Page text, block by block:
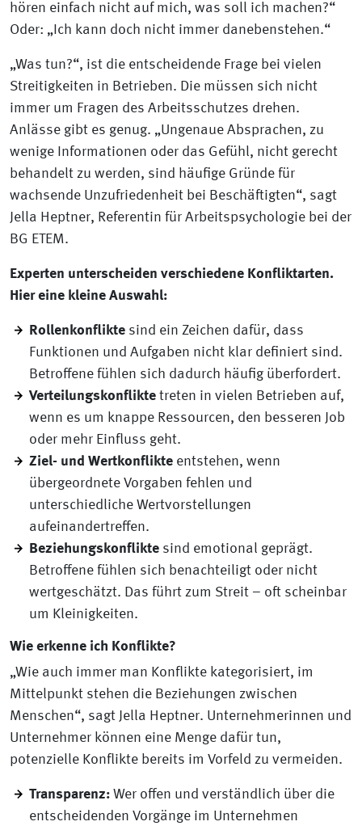
hören einfach nicht auf mich, was soll ich machen?“
Oder: „Ich kann doch nicht immer danebenstehen.“
„Was tun?“, ist die entscheidende Frage bei vielen
Streitigkeiten in Betrieben. Die müssen sich nicht
immer um Fragen des Arbeitsschutzes drehen.
Anlässe gibt es genug. „Ungenaue Absprachen, zu
wenige Informationen oder das Gefühl, nicht gerecht
behandelt zu werden, sind häufige Gründe für
wachsende Unzufriedenheit bei Beschäftigten“, sagt
Jella Heptner, Referentin für Arbeitspsychologie bei der
BG ETEM.
Experten unterscheiden verschiedene Konfliktarten.
Hier eine kleine Auswahl:
Rollenkonfliktesind ein Zeichen dafür, dass
Funktionen und Aufgaben nicht klar definiert sind.
Betroffene fühlen sich dadurch häufig überfordert.
Verteilungskonfliktetreten in vielen Betrieben auf,
wenn es um knappe Ressourcen, den besseren Job
oder mehr Einfluss geht.
Ziel- und Wertkonflikteentstehen, wenn
übergeordnete Vorgaben fehlen und
unterschiedliche Wertvorstellungen
aufeinandertreffen.
Beziehungskonfliktesind emotional geprägt.
Betroffene fühlen sich benachteiligt oder nicht
wertgeschätzt. Das führt zum Streit – oft scheinbar
um Kleinigkeiten.
Wie erkenne ich Konflikte?
„Wie auch immer man Konflikte kategorisiert, im
Mittelpunkt stehen die Beziehungen zwischen
Menschen“, sagt Jella Heptner. Unternehmerinnen und
Unternehmer können eine Menge dafür tun,
potenzielle Konflikte bereits im Vorfeld zu vermeiden.
Transparenz:Wer offen und verständlich über die
entscheidenden Vorgänge im Unternehmen